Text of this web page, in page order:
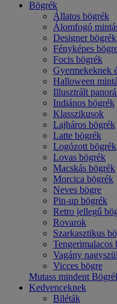
Bögrék
Állatos bögrék
Álomfogó
Designer bögrék
Fényképes
Focis bögrék
Gyermekeknek
Halloween
Illusztrált
Indiános bögrék
Klasszikusok
Lajháros bögrék
Latte bögrék
Logózott bögrék
Lovas bögrék
Macskás bögrék
Morcica bögrék
Neves bögre
Pin-up bögrék
Retro jellegű
Rovarok
Szarkasztikus
Tengerimalacos
Vagány
Vicces bögre
Mutass mindent
Kedvenceknek
Biléták